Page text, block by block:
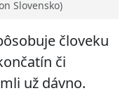
Slovensko)
človeku
či
už dávno.